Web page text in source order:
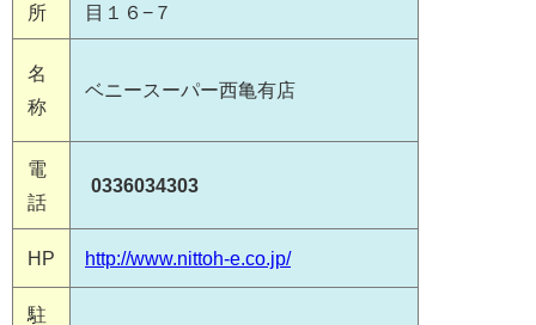
所
目１６−７
名
称
ベニースーパー西亀有店
電
話
0336034303
HP http://www.nittoh-e.co.jp/
駐